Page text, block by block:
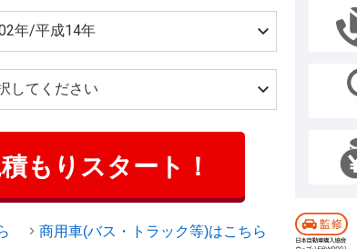
もりスタート！
商用車(バス・トラック等)はこちら